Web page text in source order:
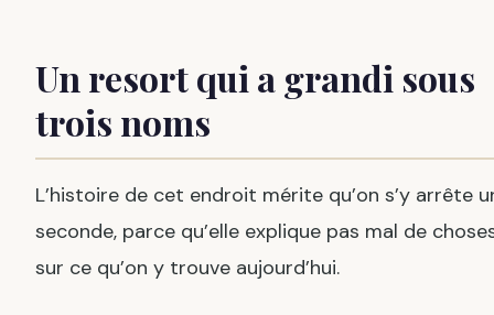
Un resort qui a grandi sous
trois noms
L’histoire de cet endroit mérite qu’on s’y arrête
seconde, parce qu’elle explique pas mal de
sur ce qu’on y trouve aujourd’hui.